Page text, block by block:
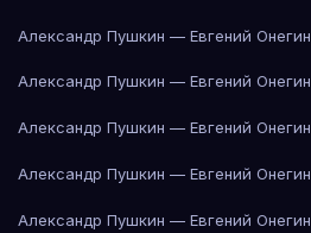
Александр Пушкин — Евгений Онегин
Александр Пушкин — Евгений Онегин
Александр Пушкин — Евгений Онегин
Александр Пушкин — Евгений Онегин
Александр Пушкин — Евгений Онегин